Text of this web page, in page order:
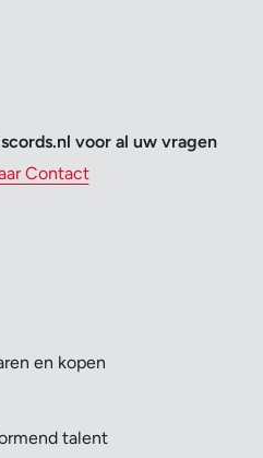
voor al uw vragen
Contact
en kopen
talent